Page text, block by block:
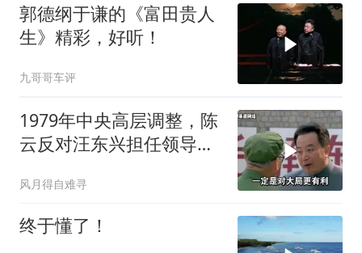
郭德纲于谦的《富田贵人
生》精彩，好听！
九哥哥车评
1979年中央高层调整，陈
云反对汪东兴担任领导职
风月得自难寻
终于懂了！